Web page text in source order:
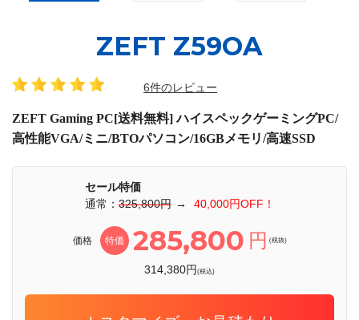
ZEFT Z59OA
6件のレビュー
ZEFT Gaming PC[送料無料] ハイスペックゲーミングPC/
高性能VGA/ミニ/BTOパソコン/16GBメモリ/高速SSD
セール特価
通常：325,800円 → 40,000円OFF！
価格 特価 285,800 円 (税抜)
314,380円(税込)